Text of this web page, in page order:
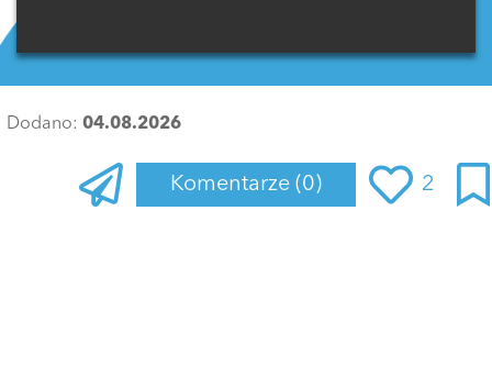
Dodano: 04.08.2026
Komentarze (0) 2